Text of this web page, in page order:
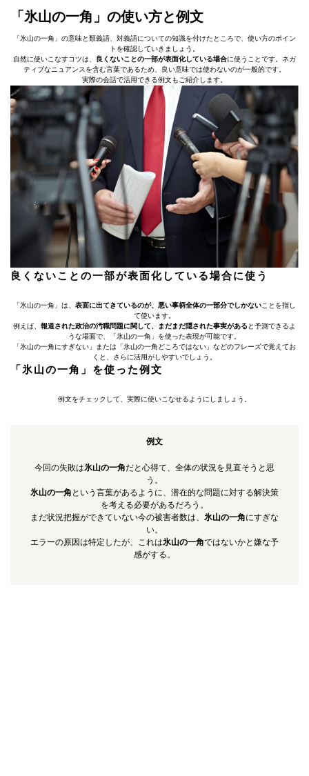
「氷山の一角」の使い方と例文
「氷山の一角」の意味と類義語、対義語についての知識を付けたところで、使い方のポイン
トを確認していきましょう。
自然に使いこなすコツは、 良くないことの一部が表面化している場合に使うことです。ネガ
ティブなニュアンスを含む言葉であるため、良い意味では使わないのが一般的です。
実際の会話で活用できる例文もご紹介します。
良くないことの一部が表面化している場合に使う
「氷山の一角」は、 表面に出てきているのが、悪い事柄全体の一部分でしかないことを指し
て使います。
例えば、 報道された政治の汚職問題に関して、まだまだ隠された事実がある と予測できるよ
うな場面で、「氷山の一角」を使った表現が可能です。
「氷山の一角にすぎない」または「氷山の一角どころではない」などのフレーズで覚えてお
くと、さらに活用がしやすいでしょう。
「氷山の一角」を使った例文
例文をチェックして、実際に使いこなせるようにしましょう。
例文
今回の失敗は氷山の一角だと心得て、全体の状況を見直そうと思
う。
氷山の一角 という言葉があるように、潜在的な問題に対する解決策
を考える必要があるだろう。
まだ状況把握ができていない今の被害者数は、 氷山の一角にすぎな
い。
エラーの原因は特定したが、これは氷山の一角ではないかと嫌な予
感がする。